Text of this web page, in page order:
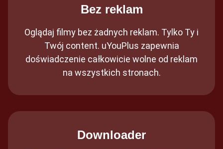
Bez reklam
Oglądaj filmy bez żadnych reklam. Tylko Ty i
Twój content. uYouPlus zapewnia
doświadczenie całkowicie wolne od reklam
na wszystkich stronach.
Downloader